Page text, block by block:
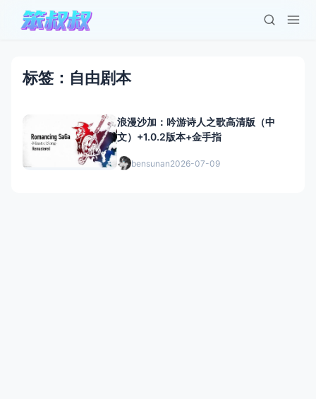
标签：自由剧本
浪漫沙加：吟游诗人之歌高清版（中
文）+1.0.2版本+金手指
bensunan2026-07-09